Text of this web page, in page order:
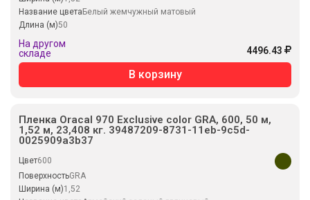
Название цветаБелый жемчужный матовый
Длина (м)50
На другом
складе
4496.43
В корзину
Пленка Oracal 970 Exclusive color GRA, 600, 50 м,
1,52 м, 23,408 кг. 39487209-8731-11eb-9c5d-
0025909a3b37
Цвет600
ПоверхностьGRA
Ширина (м)1,52